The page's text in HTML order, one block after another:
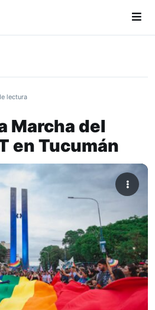
lectura
Marcha del
en Tucumán